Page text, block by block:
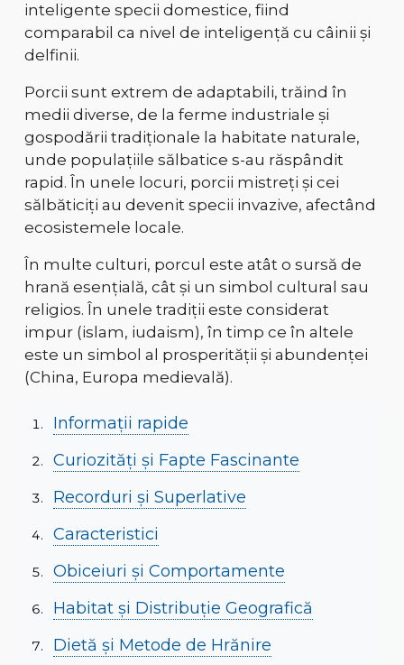
inteligente specii domestice, fiind
comparabil ca nivel de inteligență cu câinii și
delfinii.
Porcii sunt extrem de adaptabili, trăind în
medii diverse, de la ferme industriale și
gospodării tradiționale la habitate naturale,
unde populațiile sălbatice s-au răspândit
rapid. În unele locuri, porcii mistreți și cei
sălbăticiți au devenit specii invazive, afectând
ecosistemele locale.
În multe culturi, porcul este atât o sursă de
hrană esențială, cât și un simbol cultural sau
religios. În unele tradiții este considerat
impur (islam, iudaism), în timp ce în altele
este un simbol al prosperității și abundenței
(China, Europa medievală).
Informații rapide
Curiozități și Fapte Fascinante
Recorduri și Superlative
Caracteristici
Obiceiuri și Comportamente
Habitat și Distribuție Geografică
Dietă și Metode de Hrănire